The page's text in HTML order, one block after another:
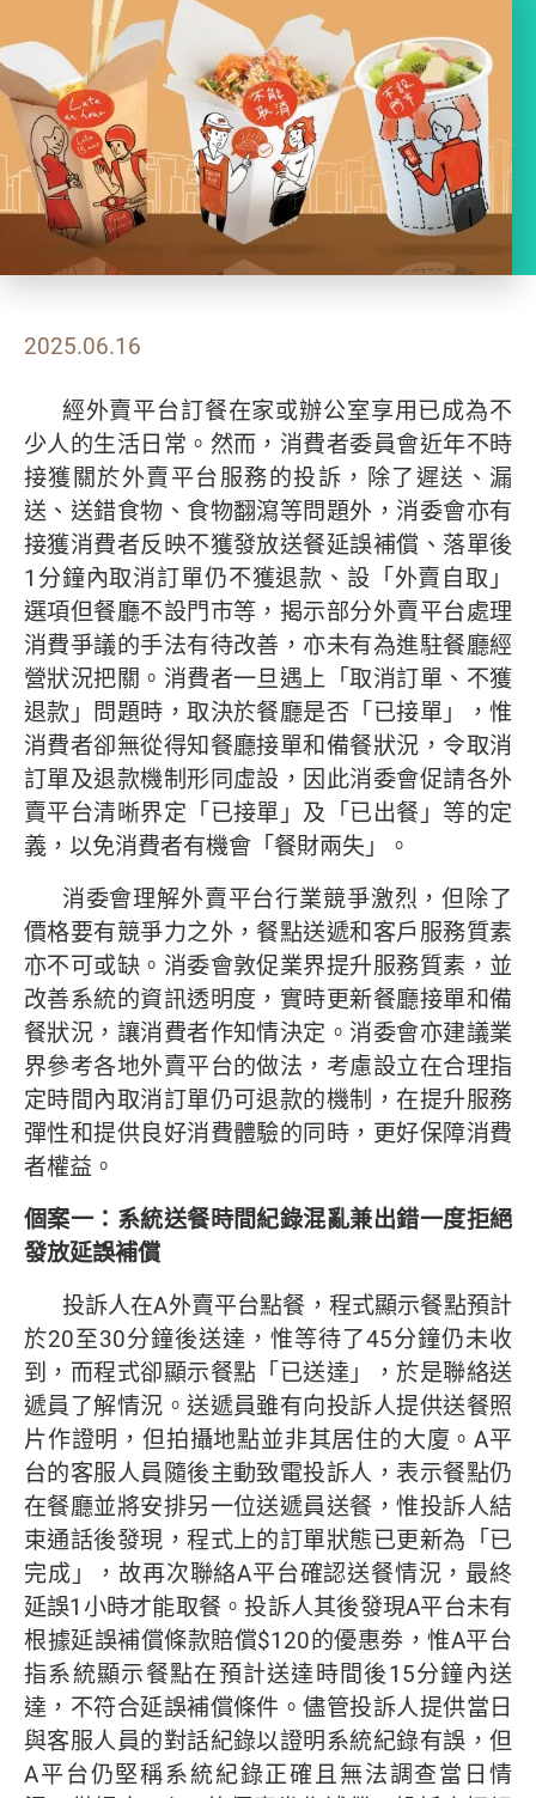
2025.06.16
經外賣平台訂餐在家或辦公室享用已成為不
少人的生活日常。然而，消費者委員會近年不時
接獲關於外賣平台服務的投訴，除了遲送、漏
送、送錯食物、食物翻瀉等問題外，消委會亦有
接獲消費者反映不獲發放送餐延誤補償、落單後
1分鐘內取消訂單仍不獲退款、設「外賣自取」
選項但餐廳不設門市等，揭示部分外賣平台處理
消費爭議的手法有待改善，亦未有為進駐餐廳經
營狀況把關。消費者一旦遇上「取消訂單、不獲
退款」問題時，取決於餐廳是否「已接單」，惟
消費者卻無從得知餐廳接單和備餐狀況，令取消
訂單及退款機制形同虛設，因此消委會促請各外
賣平台清晰界定「已接單」及「已出餐」等的定
義，以免消費者有機會「餐財兩失」。
消委會理解外賣平台行業競爭激烈，但除了
價格要有競爭力之外，餐點送遞和客戶服務質素
亦不可或缺。消委會敦促業界提升服務質素，並
改善系統的資訊透明度，實時更新餐廳接單和備
餐狀況，讓消費者作知情決定。消委會亦建議業
界參考各地外賣平台的做法，考慮設立在合理指
定時間內取消訂單仍可退款的機制，在提升服務
彈性和提供良好消費體驗的同時，更好保障消費
者權益。
個案一：系統送餐時間紀錄混亂兼出錯一度拒絕
發放延誤補償
投訴人在A外賣平台點餐，程式顯示餐點預計
於20至30分鐘後送達，惟等待了45分鐘仍未收
到，而程式卻顯示餐點「已送達」，於是聯絡送
遞員了解情況。送遞員雖有向投訴人提供送餐照
片作證明，但拍攝地點並非其居住的大廈。A平
台的客服人員隨後主動致電投訴人，表示餐點仍
在餐廳並將安排另一位送遞員送餐，惟投訴人結
束通話後發現，程式上的訂單狀態已更新為「已
完成」，故再次聯絡A平台確認送餐情況，最終
延誤1小時才能取餐。投訴人其後發現A平台未有
根據延誤補償條款賠償$120的優惠劵，惟A平台
指系統顯示餐點在預計送達時間後15分鐘內送
達，不符合延誤補償條件。儘管投訴人提供當日
與客服人員的對話紀錄以證明系統紀錄有誤，但
A平台仍堅稱系統紀錄正確且無法調查當日情